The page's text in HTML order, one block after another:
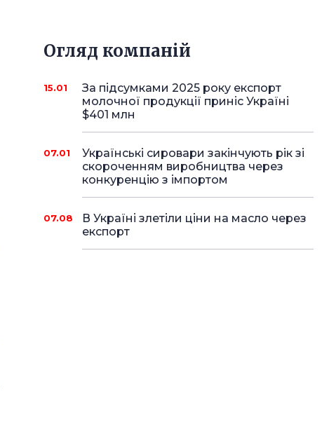
Огляд компаній
15.01
За підсумками 2025 року експорт
молочної продукції приніс Україні
$401 млн
07.01
Українські сировари закінчують рік зі
скороченням виробництва через
конкуренцію з імпортом
07.08
В Україні злетіли ціни на масло через
експорт